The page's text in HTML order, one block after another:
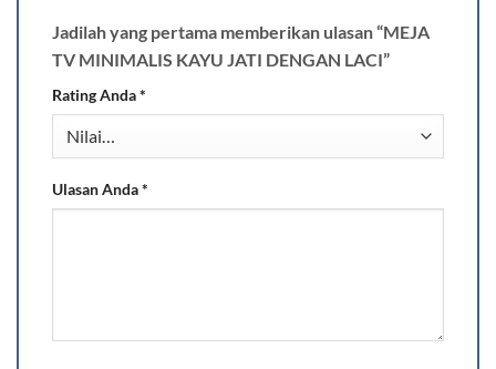
Jadilah yang pertama memberikan ulasan “MEJA
TV MINIMALIS KAYU JATI DENGAN LACI”
Rating Anda*
Ulasan Anda*